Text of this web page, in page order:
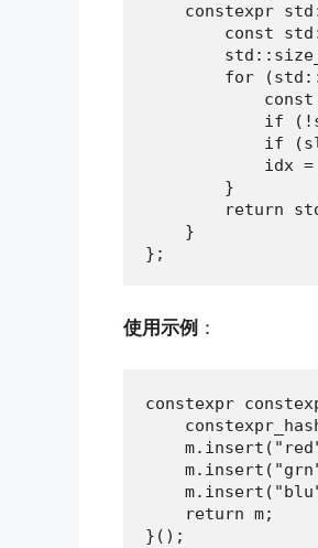
constexpr
const
for
if
if
idx
        }
return
    }
};
使用示例 ：
constexpr
    return m;
}();